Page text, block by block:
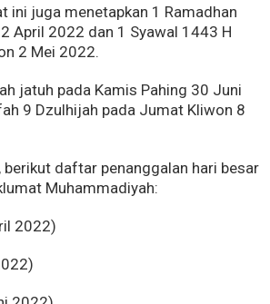
ini juga menetapkan 1 Ramadhan
April 2022 dan 1 Syawal 1443 H
2 Mei 2022.
jatuh pada Kamis Pahing 30 Juni
9 Dzulhijah pada Jumat Kliwon 8
, berikut daftar penanggalan hari besar
Muhammadiyah:
2022)